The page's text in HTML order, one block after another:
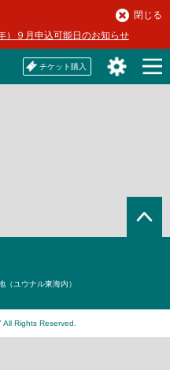
）９月申込可能日のお知らせ
閉じる
チケット購入
ユウナル東海内）
Rights Reserved.